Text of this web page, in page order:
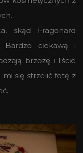
skąd Fragonard
Bardzo ciekawą i
brzozę i liście
mi się strzelić fotę z